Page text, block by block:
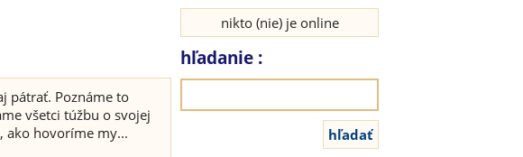
pátrať. Poznáme to
všetci túžbu o svojej
ako hovoríme my...
nikto (nie) je online
hľadanie :